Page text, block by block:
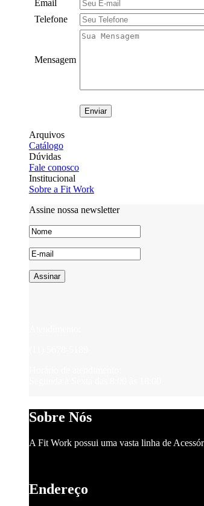
Email
Telefone
Mensagem
Arquivos
Catálogo
Dúvidas
Fale conosco
Institucional
Sobre a Fit Work
Assine nossa newsletter
Assinar
Sobre Nós
A Fit Work possui uma vasta linha de
Endereço